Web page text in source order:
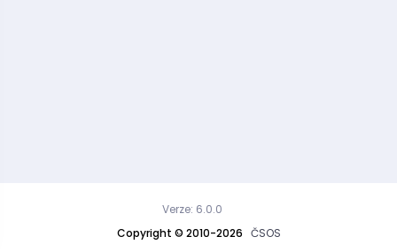
Copyright © 2010-2026 ČSOS
Verze: 6.0.0